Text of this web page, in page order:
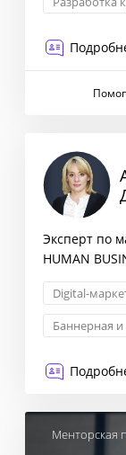
Эксперт по
HUMAN
Digital-
Баннерная
Менторская